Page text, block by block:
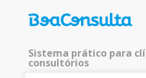
Sistema prático para
consultórios